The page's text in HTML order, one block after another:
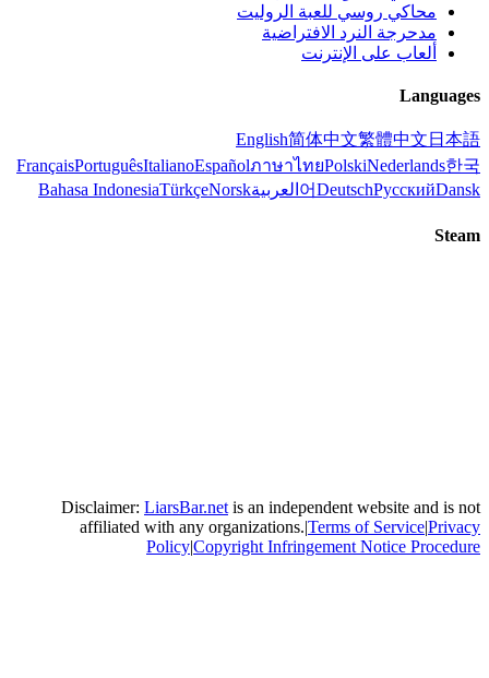
FrançaisPortuguêsItalianoEspañolภา
Bahasa IndonesiaTürkçeNorsk
Disclaimer:LiarsBar.netis an
affiliated with any
Policy|Copyright